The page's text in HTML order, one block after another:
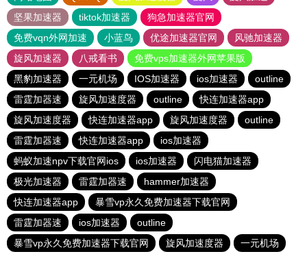
坚果加速器
tiktok加速器
狗急加速器官网
免费vqn外网加速
小蓝鸟 优途加速器官网
风驰加速器
旋风加速器
八戒看书
免费vps加速器外网苹果版
黑豹加速器
一元机场 IOS加速器 ios加速器
outline
雷霆加器速
旋风加速度器 outline
快连加速器app
旋风加速度器
快连加速器app 旋风加速度器
outline
雷霆加器速
快连加速器app
ios加速器
蚂蚁加速npv下载官网ios
ios加速器
闪电猫加速器
极光加速器
雷霆加器速
hammer加速器
快连加速器app
暴雪vp永久免费加速器下载官网
雷霆加器速
ios加速器
outline
暴雪vp永久免费加速器下载官网
旋风加速度器 一元机场